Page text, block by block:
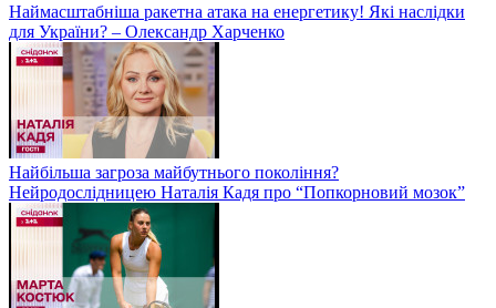
Наймасштабніша ракетна атака на енергетику! Які наслідки
для України? – Олександр Харченко
Найбільша загроза майбутнього покоління?
Нейродослідницею Наталія Кадя про “Попкорновий мозок”